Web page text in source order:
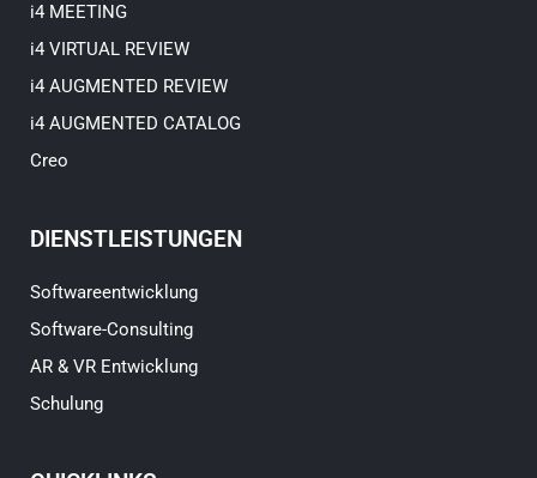
i4 MEETING
i4 VIRTUAL REVIEW
i4 AUGMENTED REVIEW
i4 AUGMENTED CATALOG
Creo
DIENSTLEISTUNGEN
Softwareentwicklung
Software-Consulting
AR & VR Entwicklung
Schulung